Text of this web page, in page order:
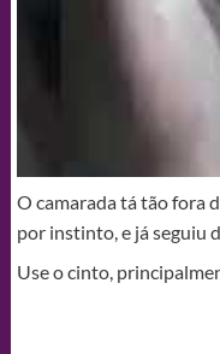
O camarada tá tão fora
por instinto, e já seguiu
Use o cinto,